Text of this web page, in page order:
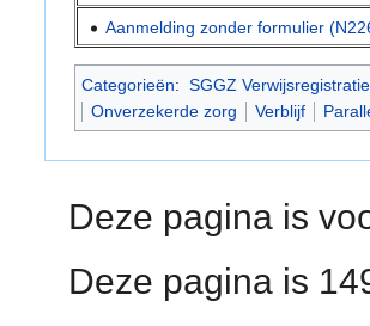
Aanmelding zonder formulier
Categorieën: SGGZ Verwijsregistratie
Onverzekerde zorg
Verblijf
Deze pagina is
Deze pagina is